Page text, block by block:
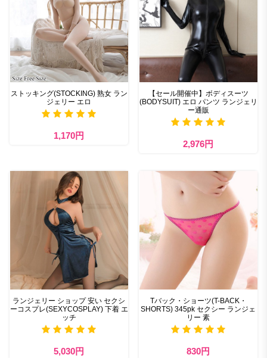
ストッキング(STOCKING) 熟女 ラン
ジェリー エロ
1,170円
【セール開催中】ボディスーツ
(BODYSUIT) エロ パンツ ランジェリ
ー通販
2,976円
ランジェリー ショップ 安い セクシ
ーコスプレ(SEXYCOSPLAY) 下着 エ
ッチ
5,030円
Tバック・ショーツ(T-BACK・
SHORTS) 345pk セクシー ランジェ
リー 素
830円